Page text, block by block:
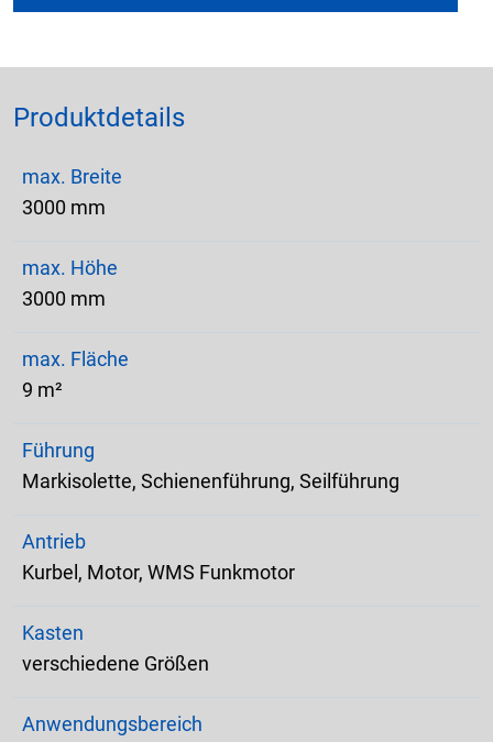
Produktdetails
max. Breite
3000 mm
max. Höhe
3000 mm
max. Fläche
9 m²
Führung
Markisolette, Schienenführung, Seilführung
Antrieb
Kurbel, Motor, WMS Funkmotor
Kasten
verschiedene Größen
Anwendungsbereich